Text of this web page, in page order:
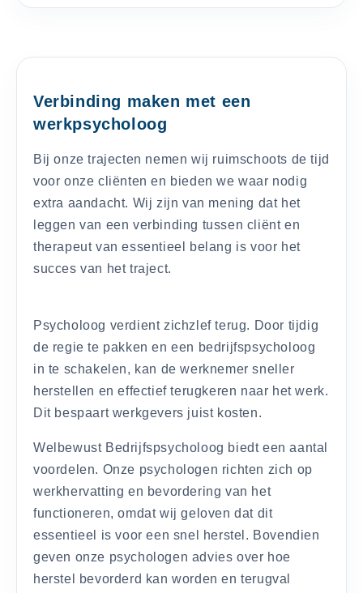
Verbinding maken met een
werkpsycholoog
Bij onze trajecten nemen wij ruimschoots de tijd
voor onze cliënten en bieden we waar nodig
extra aandacht. Wij zijn van mening dat het
leggen van een verbinding tussen cliënt en
therapeut van essentieel belang is voor het
succes van het traject.
Psycholoog verdient zichzlef terug. Door tijdig
de regie te pakken en een bedrijfspsycholoog
in te schakelen, kan de werknemer sneller
herstellen en effectief terugkeren naar het werk.
Dit bespaart werkgevers juist kosten.
Welbewust Bedrijfspsycholoog biedt een aantal
voordelen. Onze psychologen richten zich op
werkhervatting en bevordering van het
functioneren, omdat wij geloven dat dit
essentieel is voor een snel herstel. Bovendien
geven onze psychologen advies over hoe
herstel bevorderd kan worden en terugval